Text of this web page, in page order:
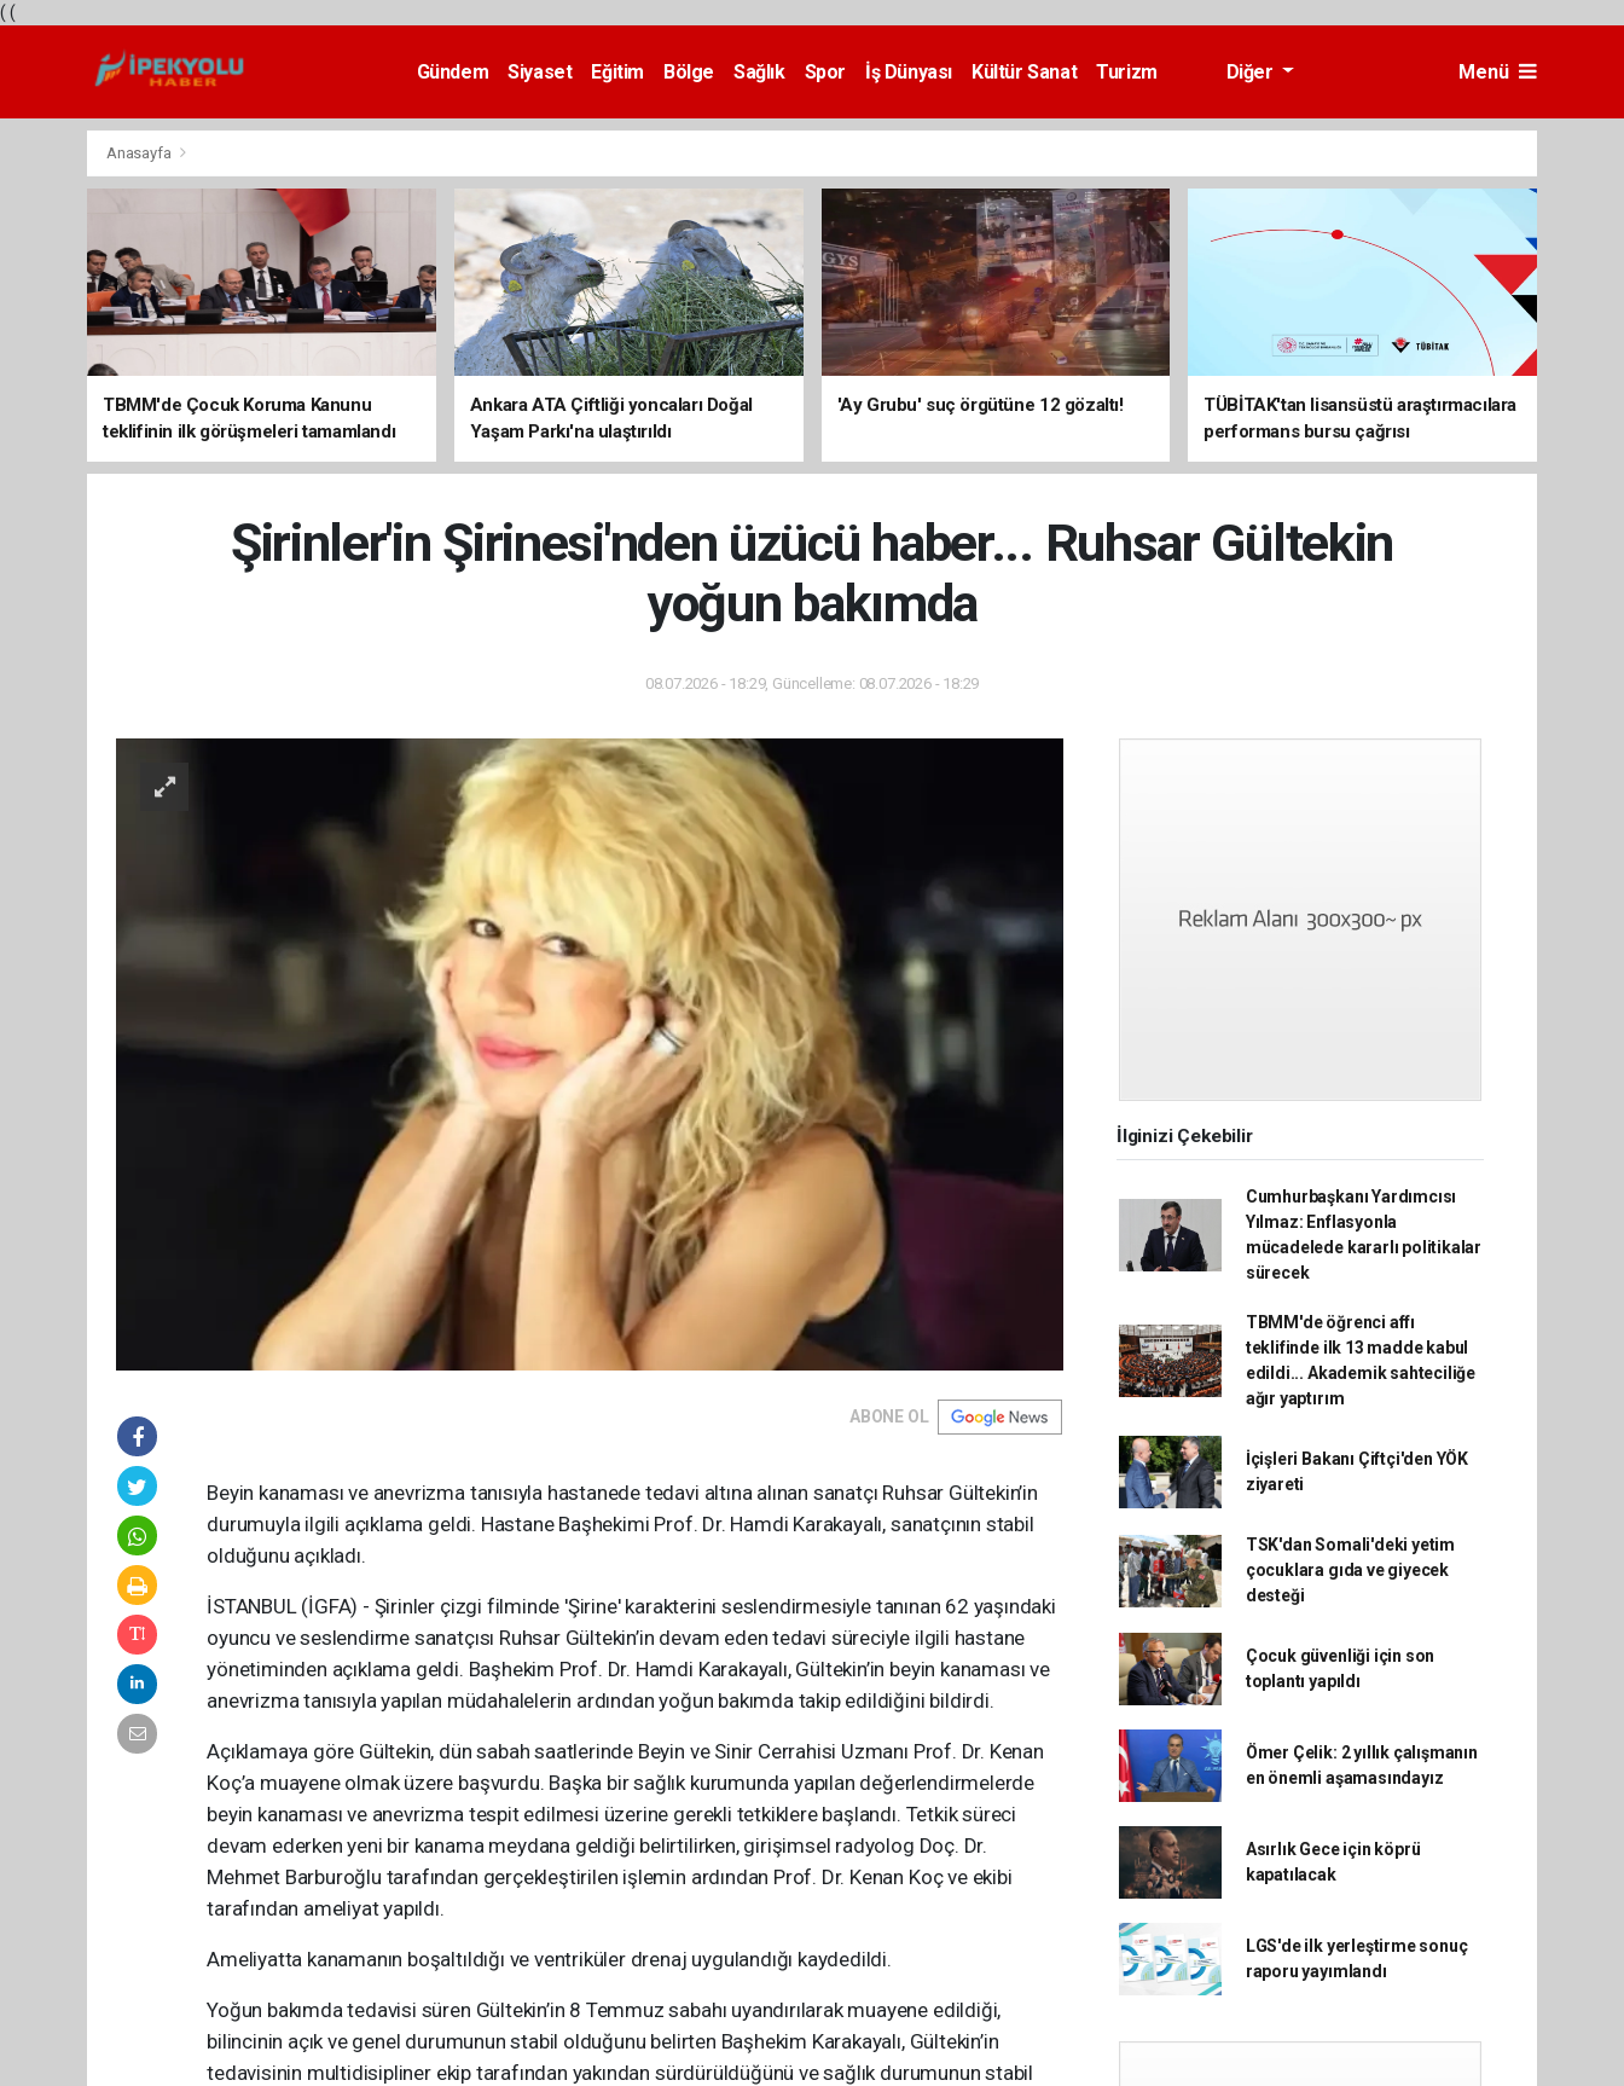
( (
Gündem Siyaset Eğitim Bölge Sağlık Spor İş Dünyası Kültür Sanat
Turizm
Diğer Menü
Anasayfa
TBMM'de Çocuk Koruma Kanunu
teklifinin ilk görüşmeleri tamamlandı
Ankara ATA Çiftliği yoncaları Doğal
Yaşam Parkı'na ulaştırıldı
'Ay Grubu' suç örgütüne 12 gözaltı!
TÜBİTAK'tan lisansüstü araştırmacılara
performans bursu çağrısı
Şirinler'in Şirinesi'nden üzücü haber... Ruhsar Gültekin
yoğun bakımda
08.07.2026 - 18:29, Güncelleme: 08.07.2026 - 18:29
ABONE OL
Beyin kanaması ve anevrizma tanısıyla hastanede tedavi altına alınan sanatçı Ruhsar Gültekin’in
durumuyla ilgili açıklama geldi. Hastane Başhekimi Prof. Dr. Hamdi Karakayalı, sanatçının stabil
olduğunu açıkladı.
İSTANBUL (İGFA) - Şirinler çizgi filminde 'Şirine' karakterini seslendirmesiyle tanınan 62 yaşındaki
oyuncu ve seslendirme sanatçısı Ruhsar Gültekin’in devam eden tedavi süreciyle ilgili hastane
yönetiminden açıklama geldi. Başhekim Prof. Dr. Hamdi Karakayalı, Gültekin’in beyin kanaması ve
anevrizma tanısıyla yapılan müdahalelerin ardından yoğun bakımda takip edildiğini bildirdi.
Açıklamaya göre Gültekin, dün sabah saatlerinde Beyin ve Sinir Cerrahisi Uzmanı Prof. Dr. Kenan
Koç’a muayene olmak üzere başvurdu. Başka bir sağlık kurumunda yapılan değerlendirmelerde
beyin kanaması ve anevrizma tespit edilmesi üzerine gerekli tetkiklere başlandı. Tetkik süreci
devam ederken yeni bir kanama meydana geldiği belirtilirken, girişimsel radyolog Doç. Dr.
Mehmet Barburoğlu tarafından gerçekleştirilen işlemin ardından Prof. Dr. Kenan Koç ve ekibi
tarafından ameliyat yapıldı.
Ameliyatta kanamanın boşaltıldığı ve ventriküler drenaj uygulandığı kaydedildi.
Yoğun bakımda tedavisi süren Gültekin’in 8 Temmuz sabahı uyandırılarak muayene edildiği,
bilincinin açık ve genel durumunun stabil olduğunu belirten Başhekim Karakayalı, Gültekin’in
tedavisinin multidisipliner ekip tarafından yakından sürdürüldüğünü ve sağlık durumunun stabil
İlginizi Çekebilir
Cumhurbaşkanı Yardımcısı
Yılmaz: Enflasyonla
mücadelede kararlı politikalar
sürecek
TBMM'de öğrenci affı
teklifinde ilk 13 madde kabul
edildi... Akademik sahteciliğe
ağır yaptırım
İçişleri Bakanı Çiftçi'den YÖK
ziyareti
TSK'dan Somali'deki yetim
çocuklara gıda ve giyecek
desteği
Çocuk güvenliği için son
toplantı yapıldı
Ömer Çelik: 2 yıllık çalışmanın
en önemli aşamasındayız
Asırlık Gece için köprü
kapatılacak
LGS'de ilk yerleştirme sonuç
raporu yayımlandı